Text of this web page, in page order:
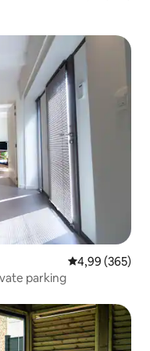
4,99 de uma
4,99 (365)
parking